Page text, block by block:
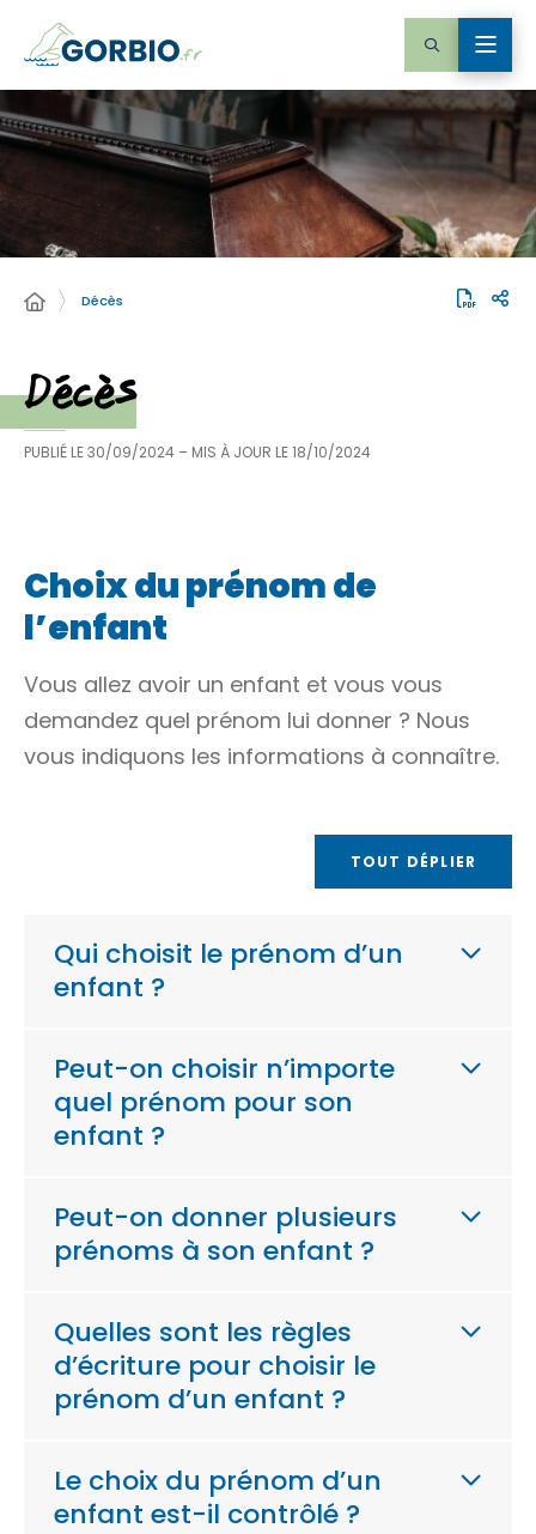
Décès
Décès
PUBLIÉ LE30/09/2024 – MIS À JOUR LE18/10/2024
Choix du prénom de
l’enfant
Vous allez avoir un enfant et vous vous
demandez quel prénom lui donner ? Nous
vous indiquons les informations à connaître.
TOUT DÉPLIER
Qui choisit le prénom d’un
enfant ?
Peut-on choisir n’importe
quel prénom pour son
enfant ?
Peut-on donner plusieurs
prénoms à son enfant ?
Quelles sont les règles
d’écriture pour choisir le
prénom d’un enfant ?
Le choix du prénom d’un
enfant est-il contrôlé ?